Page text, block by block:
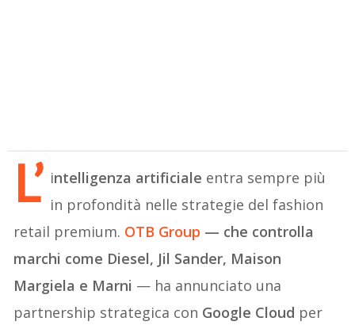
L’ intelligenza artificiale entra sempre più
in profondità nelle strategie del fashion
retail premium. OTB Group — che controlla
marchi come Diesel, Jil Sander, Maison
Margiela e Marni — ha annunciato una
partnership strategica con Google Cloud per